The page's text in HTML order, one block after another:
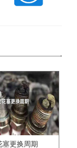
塞更换周期